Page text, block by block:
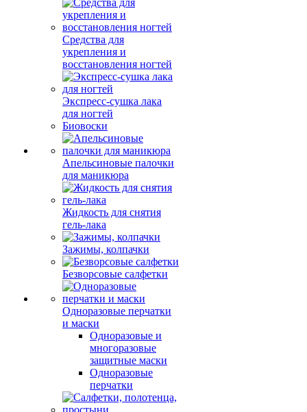
Средства для
укрепления и
восстановления ногтей
Экспресс-сушка лака
для ногтей
Биовоски
Апельсиновые палочки
для маникюра
Жидкость для снятия
гель-лака
Зажимы, колпачки
Безворсовые салфетки
Одноразовые перчатки
и маски
Одноразовые и
многоразовые
защитные маски
Одноразовые
перчатки